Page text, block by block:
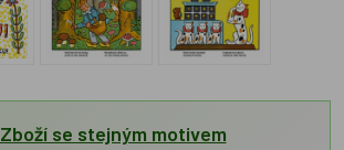
Zboží se stejným motivem